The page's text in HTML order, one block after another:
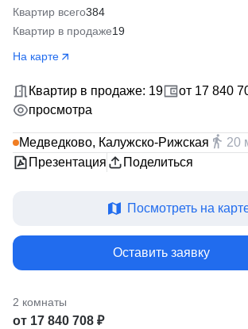
Квартир всего384
Квартир в продаже19
На карте
Квартир в продаже: 19
от 17 840
просмотра
Медведково, Калужско-Рижская
20
Презентация
Поделиться
Посмотреть на
Оставить заявку
2 комнаты
от 17 840 708 ₽